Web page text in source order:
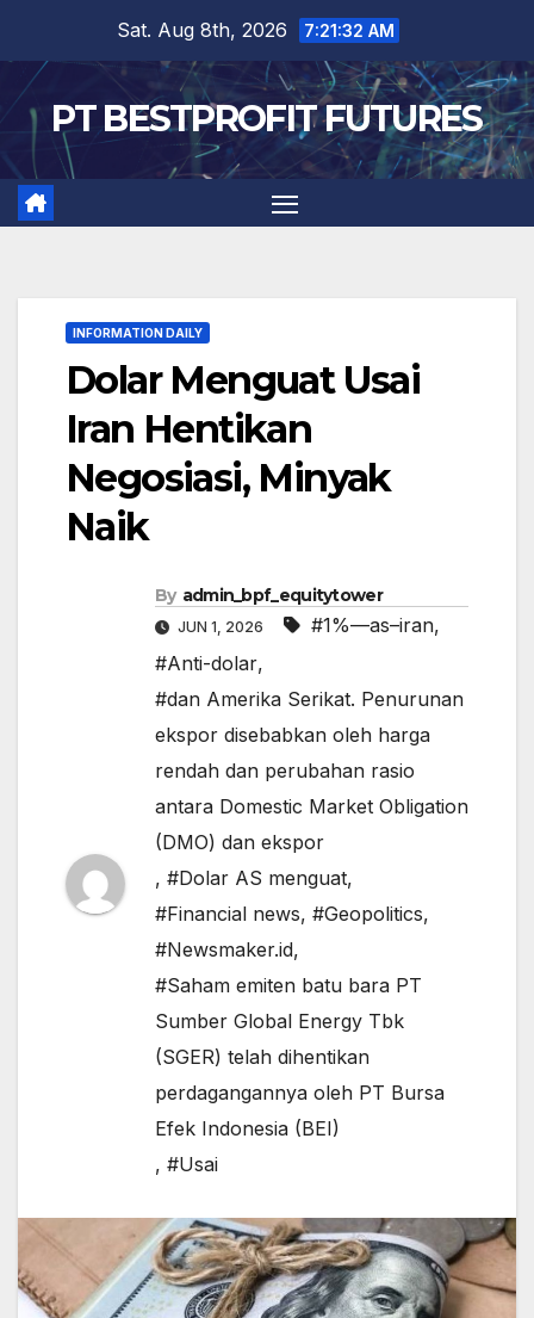
content
Sat. Aug 8th, 2026 7:21:33 AM
PT BESTPROFIT FUTURES
INFORMATION DAILY
Dolar Menguat Usai
Iran Hentikan
Negosiasi, Minyak
Naik
By admin_bpf_equitytower
JUN 1, 2026 #1%—as–iran,
#Anti-dolar,
#dan Amerika Serikat. Penurunan
ekspor disebabkan oleh harga
rendah dan perubahan rasio
antara Domestic Market Obligation
(DMO) dan ekspor
, #Dolar AS menguat,
#Financial news, #Geopolitics,
#Newsmaker.id,
#Saham emiten batu bara PT
Sumber Global Energy Tbk
(SGER) telah dihentikan
perdagangannya oleh PT Bursa
Efek Indonesia (BEI)
, #Usai